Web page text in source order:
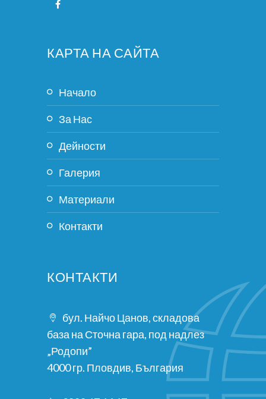
КАРТА НА САЙТА
Начало
За Нас
Дейности
Галерия
Материали
Контакти
КОНТАКТИ
бул. Найчо Цанов, складова
база на Сточна гара, под надлез
„Родопи”
4000 гр. Пловдив, България